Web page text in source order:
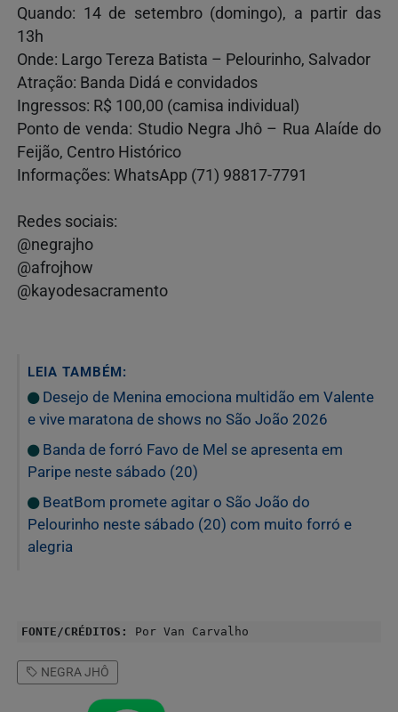
Quando: 14 de setembro (domingo), a partir das
13h
Onde: Largo Tereza Batista – Pelourinho, Salvador
Atração: Banda Didá e convidados
Ingressos: R$ 100,00 (camisa individual)
Ponto de venda: Studio Negra Jhô – Rua Alaíde do
Feijão, Centro Histórico
Informações: WhatsApp (71) 98817-7791
Redes sociais:
@negrajho
@afrojhow
@kayodesacramento
LEIA TAMBÉM:
Desejo de Menina emociona multidão em Valente
e vive maratona de shows no São João 2026
Banda de forró Favo de Mel se apresenta em
Paripe neste sábado (20)
BeatBom promete agitar o São João do
Pelourinho neste sábado (20) com muito forró e
alegria
FONTE/CRÉDITOS: Por Van Carvalho
NEGRA JHÔ